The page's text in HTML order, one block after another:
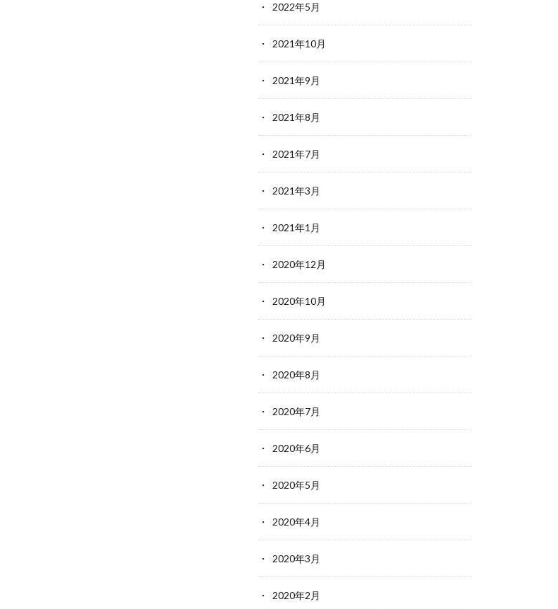
2022年5月
2021年10月
2021年9月
2021年8月
2021年7月
2021年3月
2021年1月
2020年12月
2020年10月
2020年9月
2020年8月
2020年7月
2020年6月
2020年5月
2020年4月
2020年3月
2020年2月